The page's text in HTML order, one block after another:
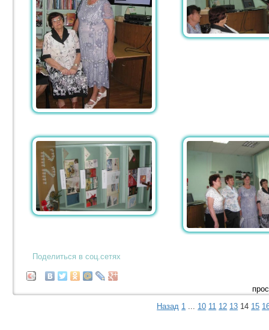
Поделиться в соц.сетях
Назад 1 ... 10 11 12 13 14 15